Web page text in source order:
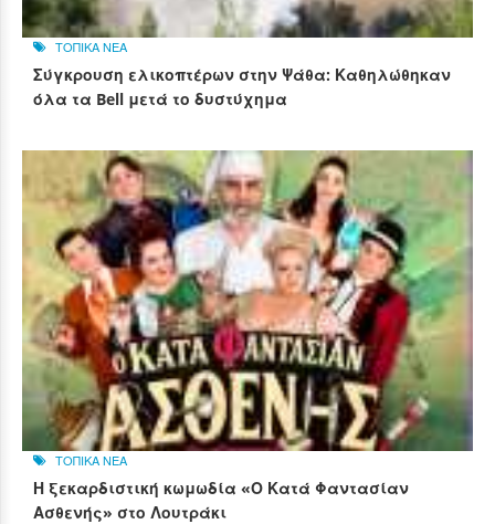
ΤΟΠΙΚΑ ΝΕΑ
Σύγκρουση ελικοπτέρων στην Ψάθα: Καθηλώθηκαν
όλα τα Bell μετά το δυστύχημα
ΤΟΠΙΚΑ ΝΕΑ
Η ξεκαρδιστική κωμωδία «Ο Κατά Φαντασίαν
Ασθενής» στο Λουτράκι